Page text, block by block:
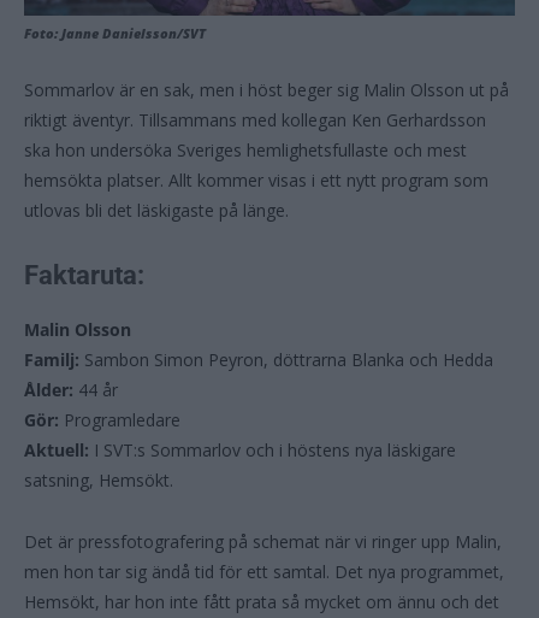
Foto: Janne Danielsson/SVT
Sommarlov är en sak, men i höst beger sig Malin Olsson ut på
riktigt äventyr. Tillsammans med kollegan Ken Gerhardsson
ska hon undersöka Sveriges hemlighetsfullaste och mest
hemsökta platser. Allt kommer visas i ett nytt program som
utlovas bli det läskigaste på länge.
Faktaruta:
Malin Olsson
Familj: Sambon Simon Peyron, döttrarna Blanka och Hedda
Ålder: 44 år
Gör: Programledare
Aktuell: I SVT:s Sommarlov och i höstens nya läskigare
satsning, Hemsökt.
Det är pressfotografering på schemat när vi ringer upp Malin,
men hon tar sig ändå tid för ett samtal. Det nya programmet,
Hemsökt, har hon inte fått prata så mycket om ännu och det